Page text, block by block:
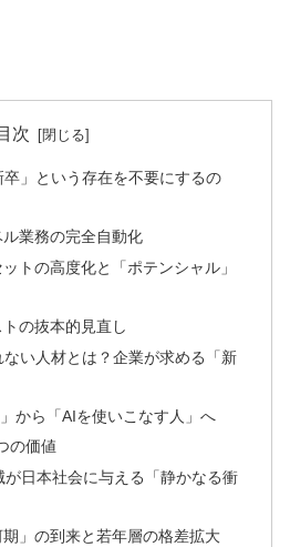
次
」という存在を不要にするの
業務の完全自動化
トの高度化と「ポテンシャル」
の抜本的見直し
い人材とは？企業が求める「新
から「AIを使いこなす人」へ
の価値
日本社会に与える「静かなる衝
」の到来と若年層の格差拡大